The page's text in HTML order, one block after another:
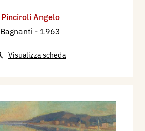
Pinciroli Angelo
Bagnanti - 1963
Visualizza scheda